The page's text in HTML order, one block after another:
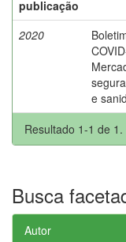
publicação
2020
e
Resultado 1-1 de 1.
Busca
Autor